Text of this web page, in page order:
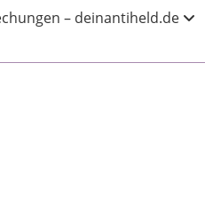
– deinantiheld.de